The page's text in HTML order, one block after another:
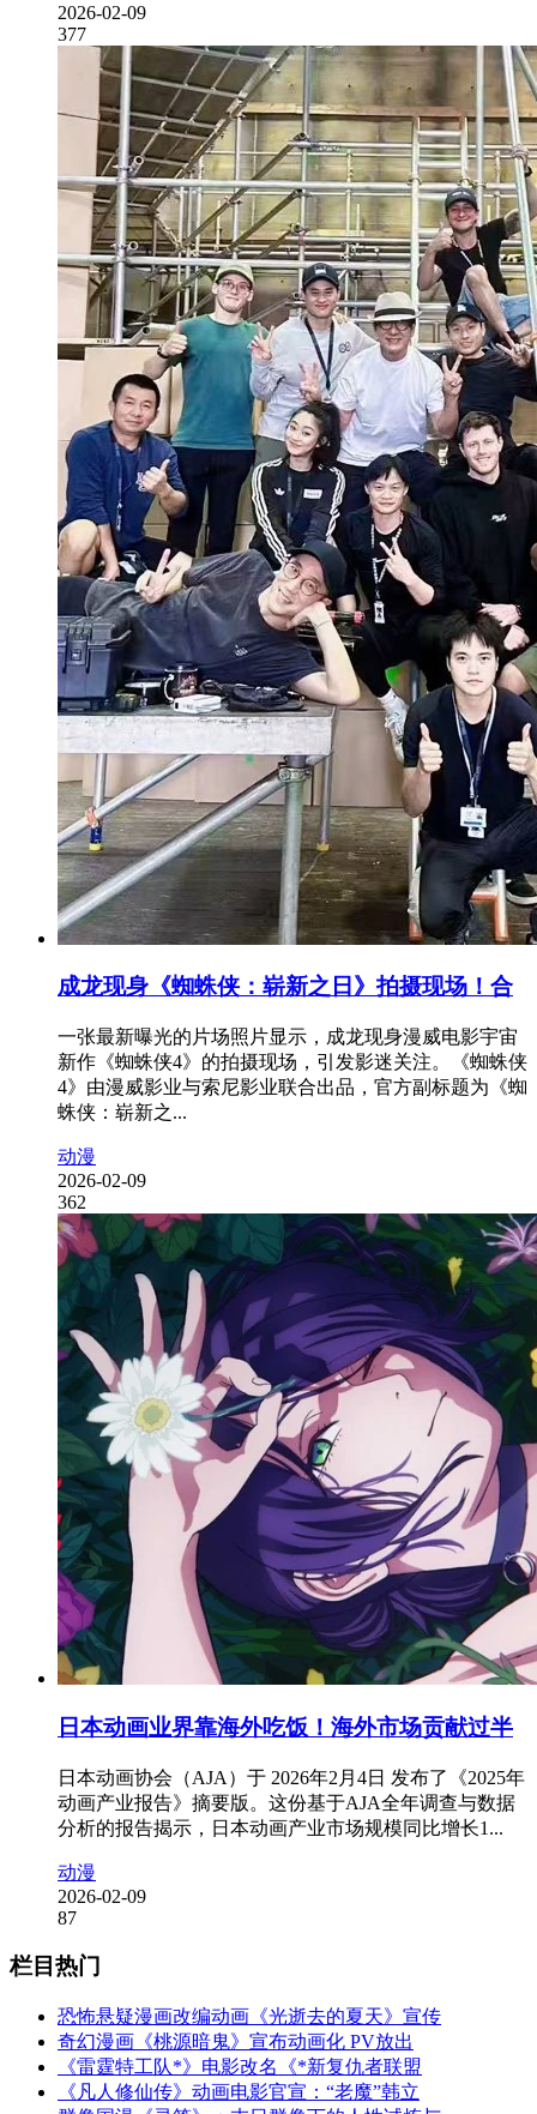
2026-02-09
377
成龙现身《蜘蛛侠：崭新之日》拍摄现场！合
一张最新曝光的片场照片显示，成龙现身漫威电影宇宙
新作《蜘蛛侠4》的拍摄现场，引发影迷关注。《蜘蛛侠
4》由漫威影业与索尼影业联合出品，官方副标题为《蜘
蛛侠：崭新之...
动漫
2026-02-09
362
日本动画业界靠海外吃饭！海外市场贡献过半
日本动画协会（AJA）于 2026年2月4日 发布了《2025年
动画产业报告》摘要版。这份基于AJA全年调查与数据
分析的报告揭示，日本动画产业市场规模同比增长1...
动漫
2026-02-09
87
栏目热门
恐怖悬疑漫画改编动画《光逝去的夏天》宣传
奇幻漫画《桃源暗鬼》宣布动画化 PV放出
《雷霆特工队*》电影改名《*新复仇者联盟
《凡人修仙传》动画电影官宣：“老魔”韩立